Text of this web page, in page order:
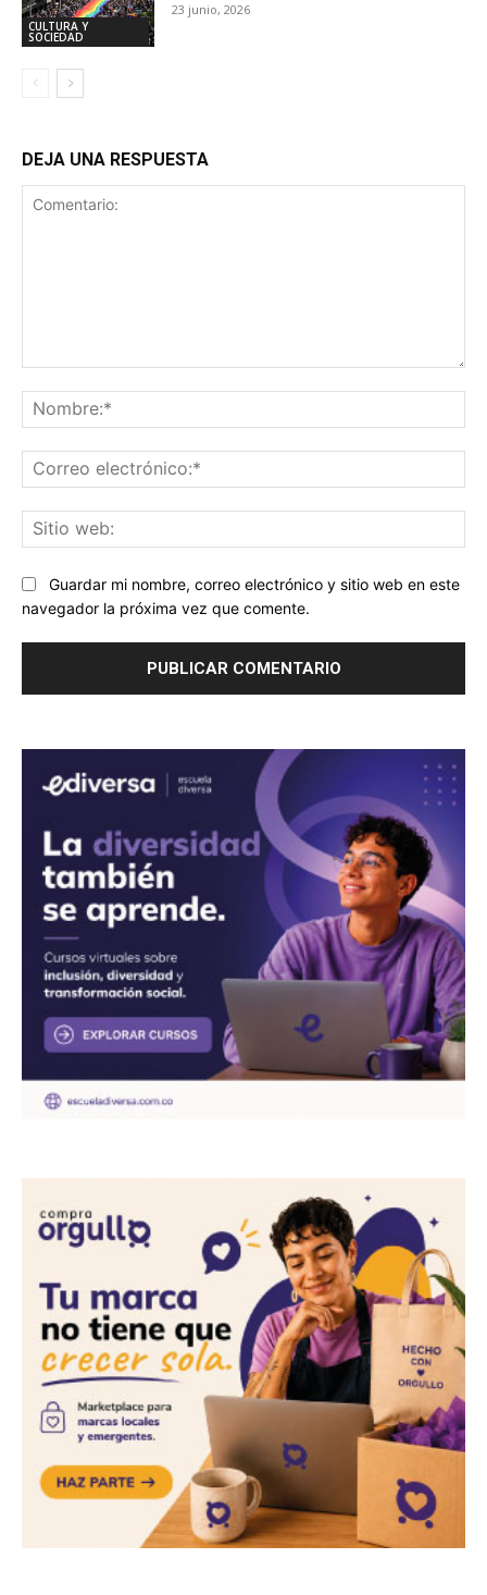
CULTURA Y
SOCIEDAD
23 junio, 2026
DEJA UNA RESPUESTA
Guardar mi nombre, correo electrónico y sitio web en este
navegador la próxima vez que comente.